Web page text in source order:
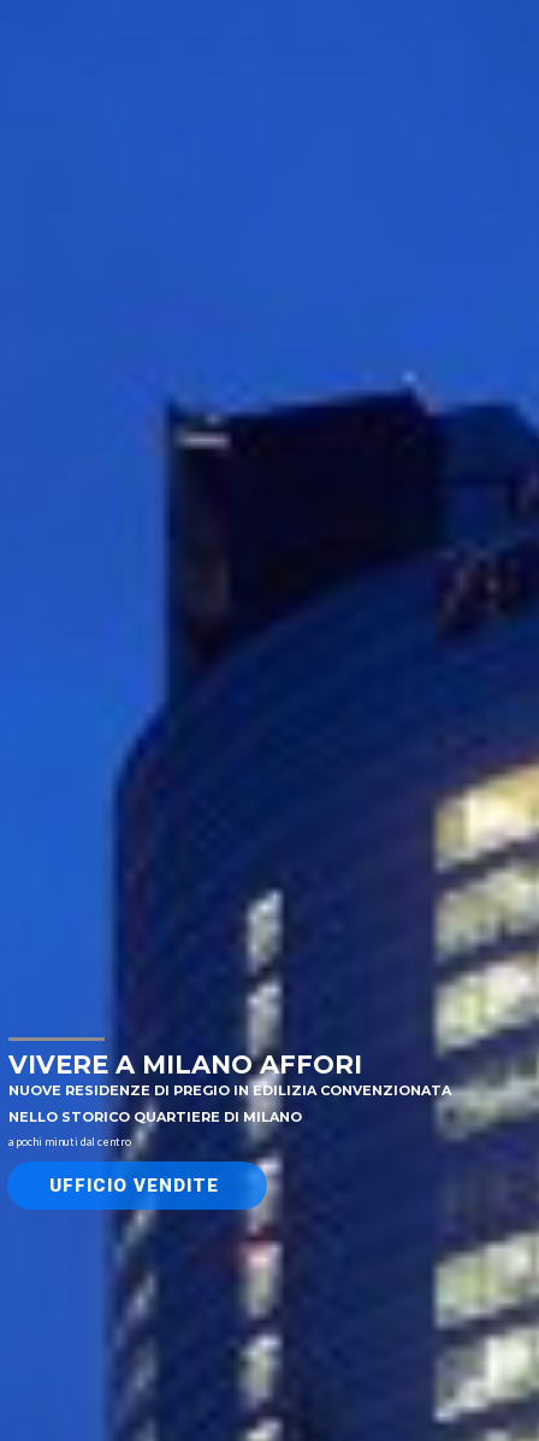
VIVERE A MILANO AFFORI
NUOVE RESIDENZE DI PREGIO IN EDILIZIA CONVENZIONATA
NELLO STORICO QUARTIERE DI MILANO
a pochi minuti dal centro
UFFICIO VENDITE